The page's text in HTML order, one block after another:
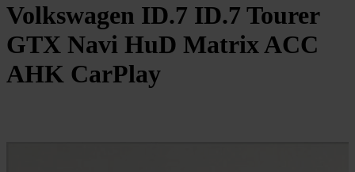
Volkswagen ID.7 ID.7 Tourer
GTX Navi HuD Matrix ACC
AHK CarPlay